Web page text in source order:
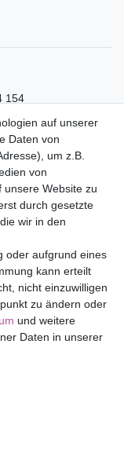
154
auf unserer
Daten von
um z.B.
von
Website zu
durch gesetzte
wir in den
oder aufgrund eines
kann erteilt
nicht einzuwilligen
zu ändern oder
und weitere
Daten in unserer